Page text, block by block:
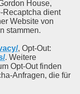
House,
Recaptcha dient
Website von
stammen.
, Opt-Out:
. Weitere
Opt-Out finden
Anfragen, die für